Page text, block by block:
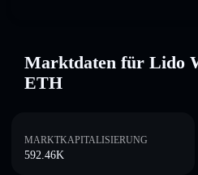
Marktdaten für Lido
ETH
MARKTKAPITALISIERUNG
592.46K